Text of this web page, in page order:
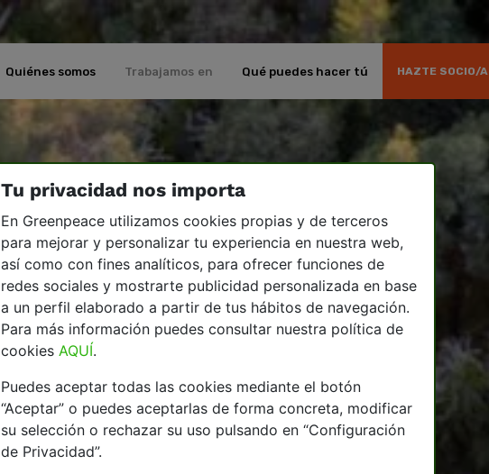
Quiénes somos Trabajamos en Qué puedes hacer tú HAZTE SOCIO/A
Tu privacidad nos importa
En Greenpeace utilizamos cookies propias y de terceros
para mejorar y personalizar tu experiencia en nuestra web,
así como con fines analíticos, para ofrecer funciones de
redes sociales y mostrarte publicidad personalizada en base
a un perfil elaborado a partir de tus hábitos de navegación.
Para más información puedes consultar nuestra política de
cookies AQUÍ.
Puedes aceptar todas las cookies mediante el botón
“Aceptar” o puedes aceptarlas de forma concreta, modificar
su selección o rechazar su uso pulsando en “Configuración
de Privacidad”.